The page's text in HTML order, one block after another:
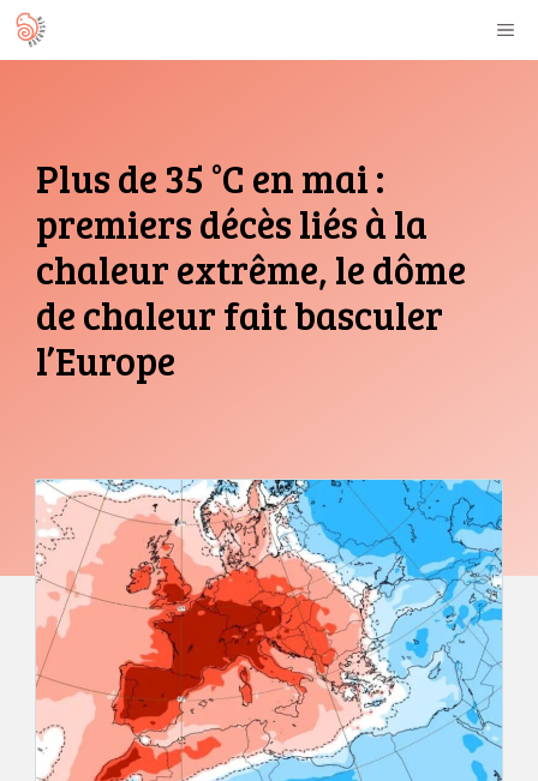
Aller
au
Plus de 35 °C en mai :
premiers décès liés à la
chaleur extrême, le dôme
de chaleur fait basculer
l’Europe